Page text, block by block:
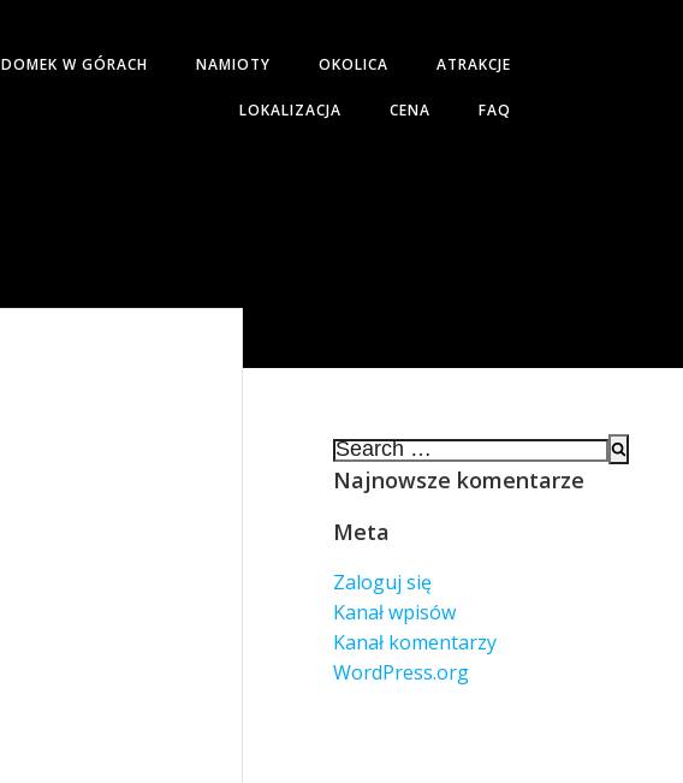
DOMEK W GÓRACH NAMIOTY OKOLICA ATRAKCJE
LOKALIZACJA CENA FAQ
Search
for:
Najnowsze komentarze
Meta
Zaloguj się
Kanał wpisów
Kanał komentarzy
WordPress.org